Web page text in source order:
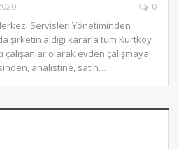
0
Servisleri Yönetiminden
şirketin aldığı kararla tüm Kurtköy
olarak evden çalışmaya
analistine, satın…